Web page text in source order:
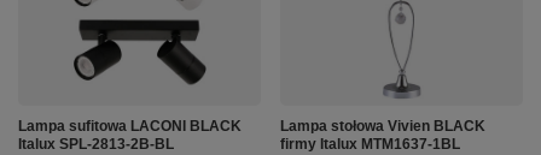
Lampa sufitowa LACONI BLACK
Italux SPL-2813-2B-BL
Lampa stołowa Vivien BLACK
firmy Italux MTM1637-1BL